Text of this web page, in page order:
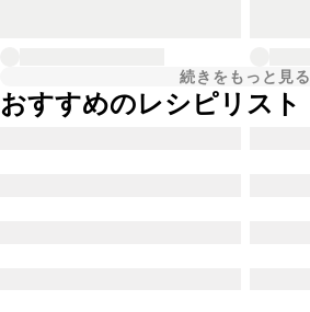
続きをもっと見る
おすすめのレシピリスト